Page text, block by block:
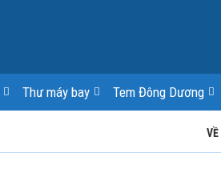
Thư máy bay Tem Đông Dương